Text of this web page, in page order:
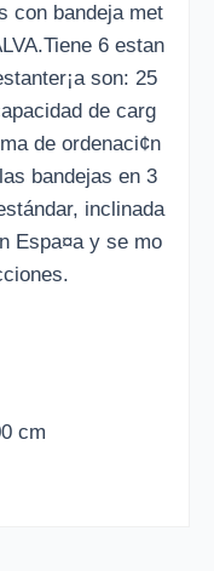
con bandeja met
6 estan
son: 25
de carg
de ordenaci¢n
bandejas en 3
inclinada
Espa¤a y se mo
cm